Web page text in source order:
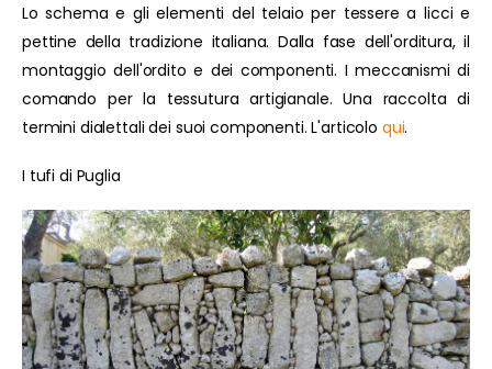
Lo schema e gli elementi del telaio per tessere a licci e
pettine della tradizione italiana. Dalla fase dell'orditura, il
montaggio dell'ordito e dei componenti. I meccanismi di
comando per la tessutura artigianale. Una raccolta di
termini dialettali dei suoi componenti. L'articolo qui.
I tufi di Puglia